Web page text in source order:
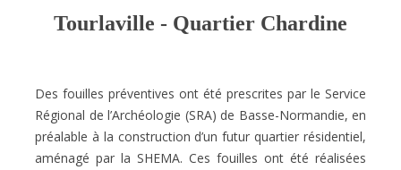
Tourlaville - Quartier Chardine
Des fouilles préventives ont été prescrites par le Service
Régional de l’Archéologie (SRA) de Basse-Normandie, en
préalable à la construction d’un futur quartier résidentiel,
aménagé par la SHEMA. Ces fouilles ont été réalisées